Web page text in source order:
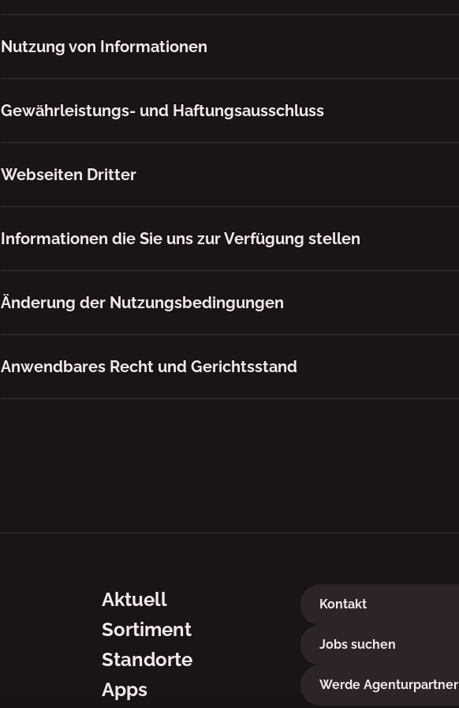
Nutzung von Informationen
Gewährleistungs- und Haftungsausschluss
Webseiten Dritter
Informationen die Sie uns zur Verfügung stellen
Änderung der Nutzungsbedingungen
Anwendbares Recht und Gerichtsstand
Navigation
Aktuell
Sortiment
Standorte
Apps
Kontakt
Jobs suchen
Werde Agenturpartner